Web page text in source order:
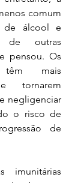
comum
de álcool e
de outras
pensou. Os
têm mais
tornarem
negligenciar
o risco de
de
imunitárias